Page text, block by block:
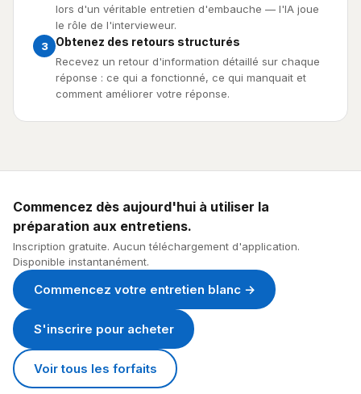
lors d'un véritable entretien d'embauche — l'IA joue
le rôle de l'intervieweur.
3
Obtenez des retours structurés
Recevez un retour d'information détaillé sur chaque
réponse : ce qui a fonctionné, ce qui manquait et
comment améliorer votre réponse.
Commencez dès aujourd'hui à utiliser la
préparation aux entretiens.
Inscription gratuite. Aucun téléchargement d'application.
Disponible instantanément.
Commencez votre entretien blanc →
S'inscrire pour acheter
Voir tous les forfaits